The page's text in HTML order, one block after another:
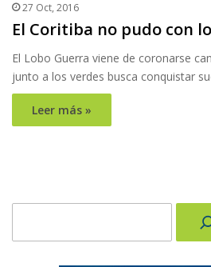
27 Oct, 2016
El Coritiba no pudo con
El Lobo Guerra viene de coronarse
junto a los verdes busca conquistar
Leer más »